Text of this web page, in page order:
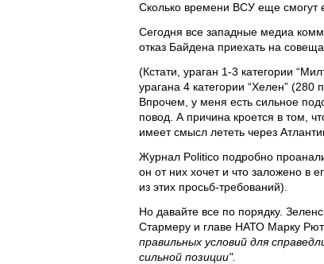
Сколько времени ВСУ еще смогут
Сегодня все западные медиа
отказ Байдена приехать на
(Кстати, ураган 1-3 категории
урагана 4 категории “Хелен”
Впрочем, у меня есть сильное
повод. А причина кроется в том,
имеет смысл лететь через
Журнал Politico подробно
он от них хочет и что заложено в
из этих просьб-требований).
Но давайте все по порядку.
Стармеру и главе НАТО Марку
правильных условий для
сильной позиции".